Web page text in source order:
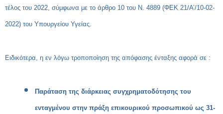
τέλος του 2022, σύμφωνα με το άρθρο 10 του Ν. 4889 (ΦΕΚ 21/Α’/10-02-
2022) του Υπουργείου Υγείας.
Ειδικότερα, η εν λόγω τροποποίηση της απόφασης ένταξης αφορά σε :
Παράταση της διάρκειας συγχρηματοδότησης του
ενταγμένου στην πράξη επικουρικού προσωπικού ως 31-